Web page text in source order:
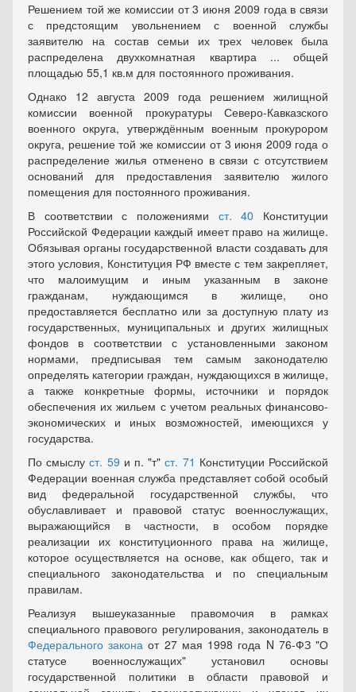
Решением той же комиссии от 3 июня 2009 года в связи
с предстоящим увольнением с военной службы
заявителю на состав семьи их трех человек была
распределена двухкомнатная квартира ... общей
площадью 55,1 кв.м для постоянного проживания.
Однако 12 августа 2009 года решением жилищной
комиссии военной прокуратуры Северо-Кавказского
военного округа, утверждённым военным прокурором
округа, решение той же комиссии от 3 июня 2009 года о
распределение жилья отменено в связи с отсутствием
оснований для предоставления заявителю жилого
помещения для постоянного проживания.
В соответствии с положениями ст. 40 Конституции
Российской Федерации каждый имеет право на жилище.
Обязывая органы государственной власти создавать для
этого условия, Конституция РФ вместе с тем закрепляет,
что малоимущим и иным указанным в законе
гражданам, нуждающимся в жилище, оно
предоставляется бесплатно или за доступную плату из
государственных, муниципальных и других жилищных
фондов в соответствии с установленными законом
нормами, предписывая тем самым законодателю
определять категории граждан, нуждающихся в жилище,
а также конкретные формы, источники и порядок
обеспечения их жильем с учетом реальных финансово-
экономических и иных возможностей, имеющихся у
государства.
По смыслуст. 59 и п. "т"ст. 71 Конституции Российской
Федерации военная служба представляет собой особый
вид федеральной государственной службы, что
обуславливает и правовой статус военнослужащих,
выражающийся в частности, в особом порядке
реализации их конституционного права на жилище,
которое осуществляется на основе, как общего, так и
специального законодательства и по специальным
правилам.
Реализуя вышеуказанные правомочия в рамках
специального правового регулирования, законодатель в
Федерального закона от 27 мая 1998 года N 76-ФЗ "О
статусе военнослужащих" установил основы
государственной политики в области правовой и